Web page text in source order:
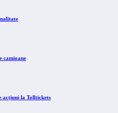
camioane
acțiuni la Tolltickets